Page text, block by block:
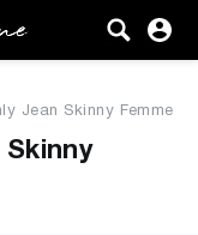
Jean Skinny Femme
Skinny